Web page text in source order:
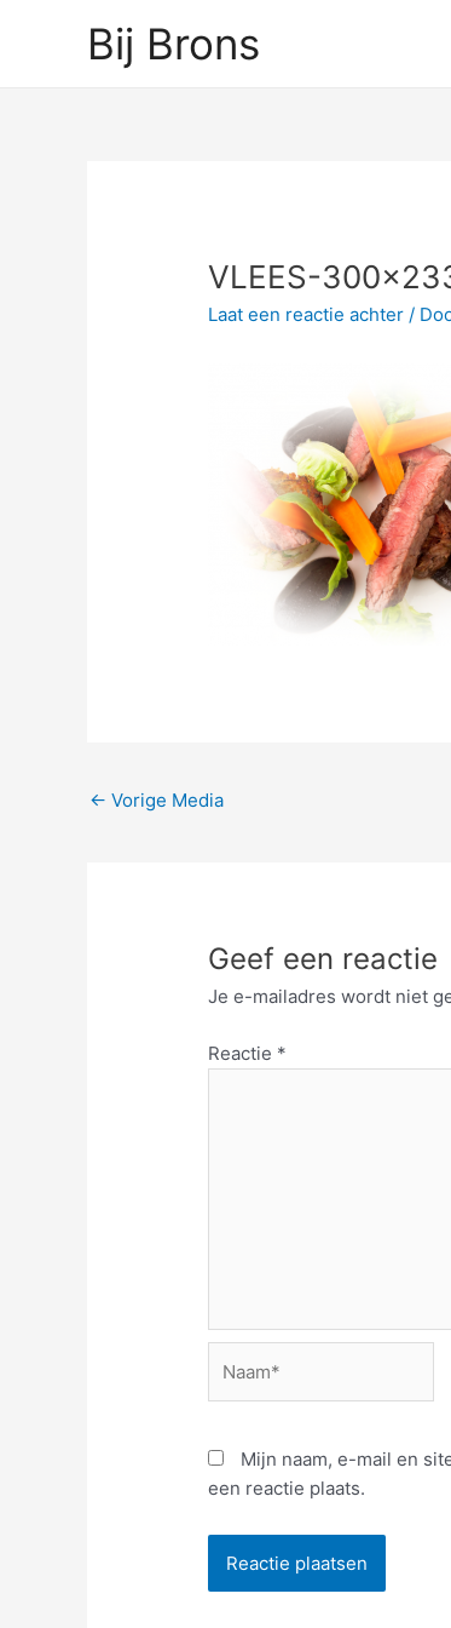
Bij Brons
VLEES-
Laat een reactie achter /
← Vorige Media
Geef een reactie
Je e-mailadres wordt niet
Reactie *
Mijn naam, e-mail en
een reactie plaats.